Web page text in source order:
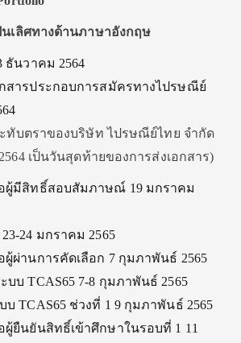
เลิศทางด้านภาษาอังกฤษ
ธันวาคม 2564
สารประกอบการสมัครทางไปรษณีย์
ทับตราของบริษัท ไปรษณีย์ไทย จำกัด
เป็นวันสุดท้ายของการส่งเอกสาร)
ผู้มีสิทธิ์สอบสัมภาษณ์ 19 มกราคม
24 มกราคม 2565
ผู้ผ่านการคัดเลือก 7 กุมภาพันธ์ 2565
บ TCAS65 7-8 กุมภาพันธ์ 2565
TCAS65 ช่วงที่ 1 9 กุมภาพันธ์ 2565
ผู้ยืนยันสิทธิ์เข้าศึกษาในรอบที่ 1 11